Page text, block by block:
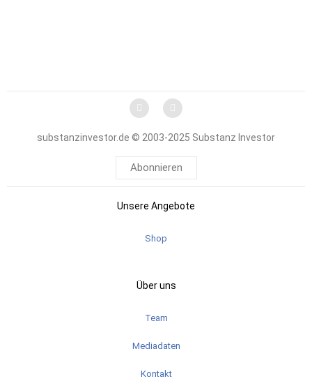
substanzinvestor.de © 2003-2025 Substanz Investor
Abonnieren
Unsere Angebote
Shop
Über uns
Team
Mediadaten
Kontakt